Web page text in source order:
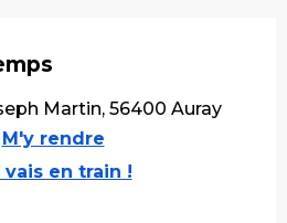
Martin, 56400 Auray
M'y rendre
vais en train !